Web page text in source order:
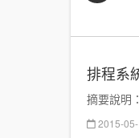
排程系
摘要說明
2015-